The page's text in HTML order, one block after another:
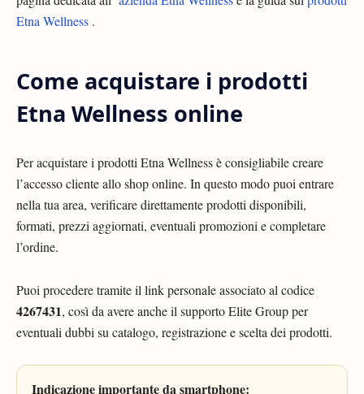
Etna Wellness .
Come acquistare i prodotti
Etna Wellness online
Per acquistare i prodotti Etna Wellness è consigliabile creare
l’accesso cliente allo shop online. In questo modo puoi entrare
nella tua area, verificare direttamente prodotti disponibili,
formati, prezzi aggiornati, eventuali promozioni e completare
l’ordine.
Puoi procedere tramite il link personale associato al codice
4267431, così da avere anche il supporto Elite Group per
eventuali dubbi su catalogo, registrazione e scelta dei prodotti.
Indicazione importante da smartphone: